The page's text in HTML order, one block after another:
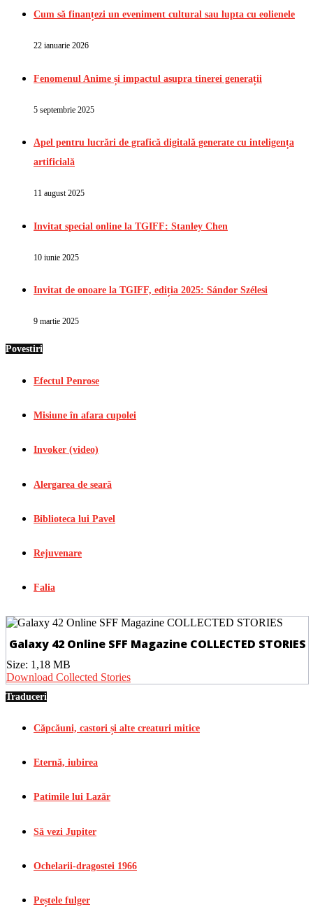
Cum să finanțezi un eveniment cultural sau lupta cu eolienele
22 ianuarie 2026
Fenomenul Anime și impactul asupra tinerei generații
5 septembrie 2025
Apel pentru lucrări de grafică digitală generate cu inteligența
artificială
11 august 2025
Invitat special online la TGIFF: Stanley Chen
10 iunie 2025
Invitat de onoare la TGIFF, ediția 2025: Sándor Szélesi
9 martie 2025
Povestiri
Efectul Penrose
Misiune în afara cupolei
Invoker (video)
Alergarea de seară
Biblioteca lui Pavel
Rejuvenare
Falia
Galaxy 42 Online SFF Magazine COLLECTED STORIES
Size: 1,18 MB
Download Collected Stories
Traduceri
Căpcăuni, castori și alte creaturi mitice
Eternă, iubirea
Patimile lui Lazăr
Să vezi Jupiter
Ochelarii-dragostei 1966
Peștele fulger